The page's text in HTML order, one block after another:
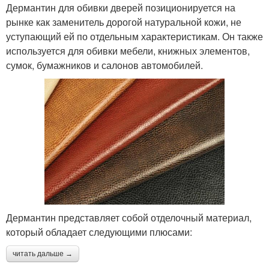
Дермантин для обивки дверей позиционируется на
рынке как заменитель дорогой натуральной кожи, не
уступающий ей по отдельным характеристикам. Он также
используется для обивки мебели, книжных элементов,
сумок, бумажников и салонов автомобилей.
Дермантин представляет собой отделочный материал,
который обладает следующими плюсами:
читать дальше →